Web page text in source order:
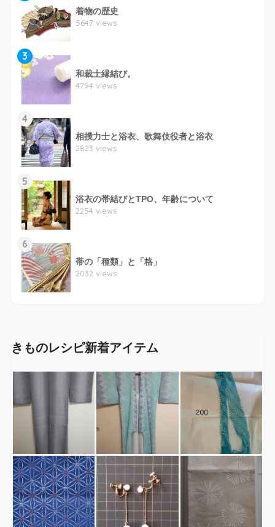
着物の歴史
5647 views
3
和裁士縁結び。
4794 views
4
相撲力士と浴衣、歌舞伎役者と浴衣
2823 views
5
浴衣の帯結びとTPO、年齢について
2254 views
6
帯の「種類」と「格」
2032 views
きものレシピ新着アイテム